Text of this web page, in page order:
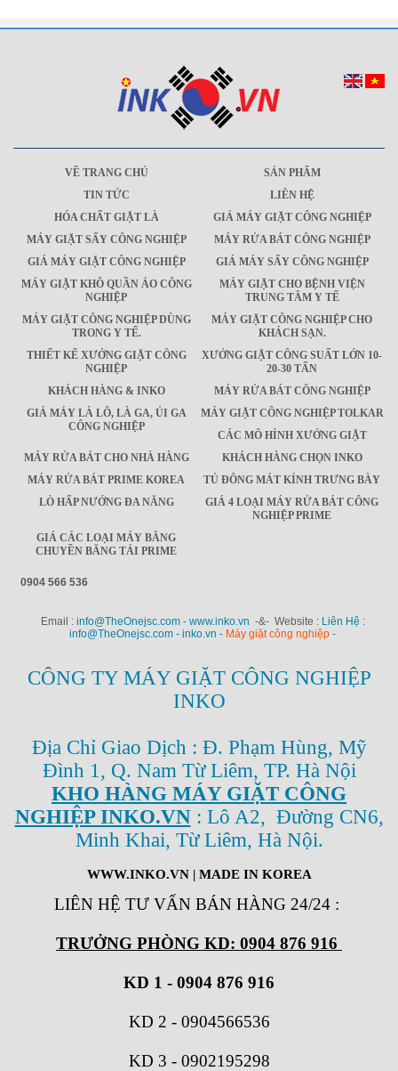
VỀ TRANG CHỦ
SẢN PHẨM
TIN TỨC
LIÊN HỆ
HÓA CHẤT GIẶT LÀ
GIÁ MÁY GIẶT CÔNG NGHIỆP
MÁY GIẶT SẤY CÔNG NGHIỆP
MÁY RỬA BÁT CÔNG NGHIỆP
GIÁ MÁY GIẶT CÔNG NGHIỆP
GIÁ MÁY SẤY CÔNG NGHIỆP
MÁY GIẶT KHÔ QUẦN ÁO CÔNG
NGHIỆP
MÁY GIẶT CHO BỆNH VIỆN
TRUNG TÂM Y TẾ
MÁY GIẶT CÔNG NGHIỆP DÙNG
TRONG Y TẾ.
MÁY GIẶT CÔNG NGHIỆP CHO
KHÁCH SẠN.
THIẾT KẾ XƯỞNG GIẶT CÔNG
NGHIỆP
XƯỞNG GIẶT CÔNG SUẤT LỚN 10-
20-30 TẤN
KHÁCH HÀNG & INKO
MÁY RỬA BÁT CÔNG NGHIỆP
GIÁ MÁY LÀ LÔ, LÀ GA, ỦI GA
CÔNG NGHIỆP
MÁY GIẶT CÔNG NGHIỆP TOLKAR
CÁC MÔ HÌNH XƯỞNG GIẶT
MÁY RỬA BÁT CHO NHÀ HÀNG
KHÁCH HÀNG CHỌN INKO
MÁY RỬA BÁT PRIME KOREA
TỦ ĐÔNG MÁT KÍNH TRƯNG BÀY
LÒ HẤP NƯỚNG ĐA NĂNG
GIÁ 4 LOẠI MÁY RỬA BÁT CÔNG
NGHIỆP PRIME
GIÁ CÁC LOẠI MÁY BĂNG
CHUYỀN BĂNG TẢI PRIME
0904 566 536
Email : info@TheOnejsc.com - www.inko.vn -&- Website : Liên Hệ :
info@TheOnejsc.com - inko.vn - Máy giặt công nghiệp -
CÔNG TY MÁY GIẶT CÔNG NGHIỆP
INKO
Địa Chỉ Giao Dịch : Đ. Phạm Hùng, Mỹ
Đình 1, Q. Nam Từ Liêm, TP. Hà Nội
KHO HÀNG MÁY GIẶT CÔNG
NGHIỆP INKO.VN: Lô A2, Đường CN6,
Minh Khai, Từ Liêm, Hà Nội.
WWW.INKO.VN| MADE IN KOREA
LIÊN HỆ TƯ VẤN BÁN HÀNG 24/24 :
TRƯỞNG PHÒNG KD: 0904 876 916
KD 1 - 0904 876 916
KD 2 - 0904566536
KD 3 - 0902195298